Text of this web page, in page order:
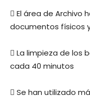
 El área de Archivo
documentos físicos
 La limpieza de los
cada 40 minutos
 Se han utilizado